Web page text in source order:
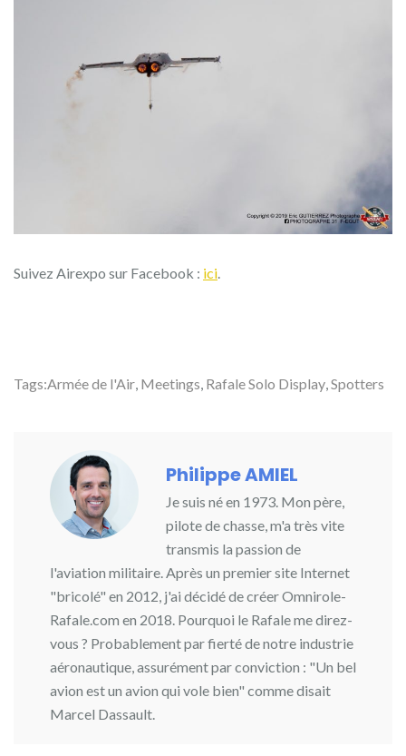
Suivez Airexpo sur Facebook : ici
Tags:Armée de l'Air Meetings Rafale Solo Display Spotters
Philippe AMIEL
Je suis né en 1973. Mon père,
pilote de chasse, m'a très vite
transmis la passion de
l'aviation militaire. Après un premier site Internet
"bricolé" en 2012, j'ai décidé de créer Omnirole-
Rafale.com en 2018. Pourquoi le Rafale me direz-
vous ? Probablement par fierté de notre industrie
aéronautique, assurément par conviction : "Un bel
avion est un avion qui vole bien" comme disait
Marcel Dassault.